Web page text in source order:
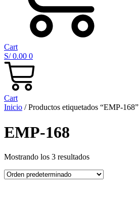
Cart
S/0.00 0
Cart
Inicio / Productos etiquetados “EMP-168”
EMP-168
Mostrando los 3 resultados